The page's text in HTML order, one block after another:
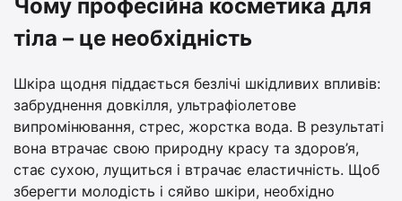
Чому професійна косметика для
тіла – це необхідність
Шкіра щодня піддається безлічі шкідливих впливів:
забруднення довкілля, ультрафіолетове
випромінювання, стрес, жорстка вода. В результаті
вона втрачає свою природну красу та здоров’я,
стає сухою, лущиться і втрачає еластичність. Щоб
зберегти молодість і сяйво шкіри, необхідно